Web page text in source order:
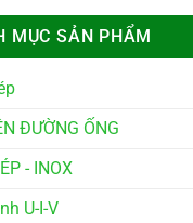
MỤC SẢN PHẨM
ĐƯỜNG ỐNG
- INOX
U-I-V